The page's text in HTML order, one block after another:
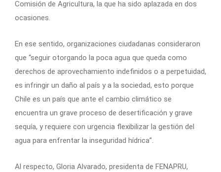
Comisión de Agricultura, la que ha sido aplazada en dos
ocasiones.
En ese sentido, organizaciones ciudadanas consideraron
que “seguir otorgando la poca agua que queda como
derechos de aprovechamiento indefinidos o a perpetuidad,
es infringir un daño al país y a la sociedad, esto porque
Chile es un país que ante el cambio climático se
encuentra un grave proceso de desertificación y grave
sequía, y requiere con urgencia flexibilizar la gestión del
agua para enfrentar la inseguridad hídrica”.
Al respecto, Gloria Alvarado, presidenta de FENAPRU,